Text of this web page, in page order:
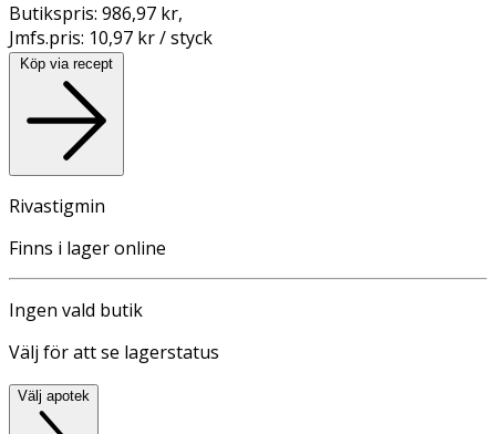
Butikspris: 986,97 kr,
Jmfs.pris: 10,97 kr / styck
Köp via recept
Rivastigmin
Finns i lager online
Ingen vald butik
Välj för att se lagerstatus
Välj apotek